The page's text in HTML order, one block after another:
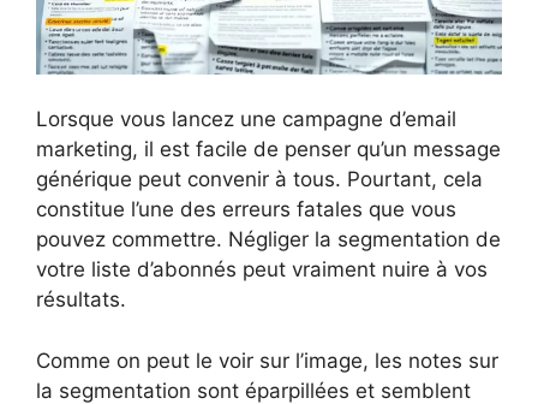
Lorsque vous lancez une campagne d’email
marketing, il est facile de penser qu’un message
générique peut convenir à tous. Pourtant, cela
constitue l’une des erreurs fatales que vous
pouvez commettre. Négliger la segmentation de
votre liste d’abonnés peut vraiment nuire à vos
résultats.
Comme on peut le voir sur l’image, les notes sur
la segmentation sont éparpillées et semblent